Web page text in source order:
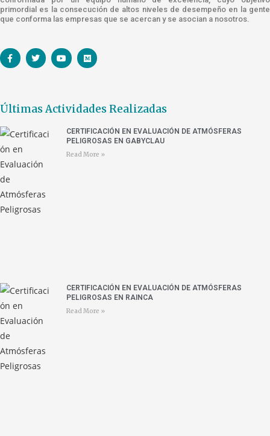
primordial es la consecución de altos niveles de desempeño en la gente
que conforma las empresas que se acercan y se asocian a nosotros.
Últimas Actividades Realizadas
CERTIFICACIÓN EN EVALUACIÓN DE ATMÓSFERAS
PELIGROSAS EN GABYCLAU
Read More »
CERTIFICACIÓN EN EVALUACIÓN DE ATMÓSFERAS
PELIGROSAS EN RAINCA
Read More »